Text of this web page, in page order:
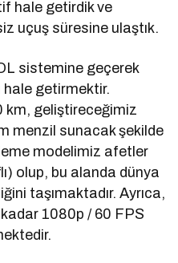
hale getirdik ve
uçuş süresine ulaştık.
sistemine geçerek
hale getirmektir.
km, geliştireceğimiz
menzil sunacak şekilde
modelimiz afetler
olup, bu alanda dünya
taşımaktadır. Ayrıca,
1080p / 60 FPS